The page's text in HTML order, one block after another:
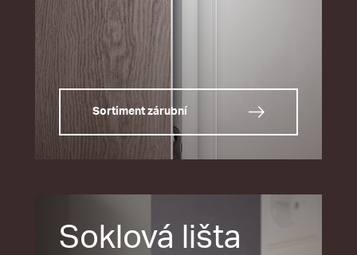
Sortiment zárubní
Soklová lišta